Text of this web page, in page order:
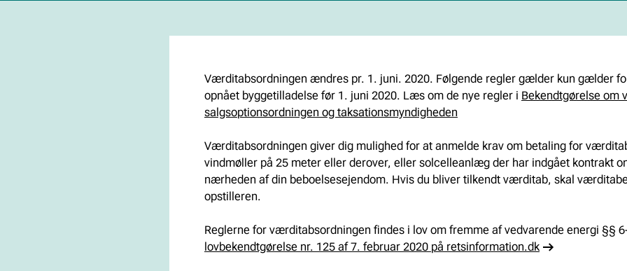
d
V
I
G
A
T
I
O
Værditabsordningen ændres pr. 1. juni. 2020. Følgende regler gælder kun gælder
opnået byggetilladelse før 1. juni 2020. Læs om de nye regler i Bekendtgørelse om
salgsoptionsordningen og taksationsmyndigheden
Værditabsordningen giver dig mulighed for at anmelde krav om betaling for
vindmøller på 25 meter eller derover, eller solcelleanlæg der har indgået kontrakt
nærheden af din beboelsesejendom. Hvis du bliver tilkendt værditab, skal
opstilleren.
Reglerne for værditabsordningen findes i lov om fremme af vedvarende energi §§
lovbekendtgørelse nr. 125 af 7. februar 2020 på retsinformation.dk